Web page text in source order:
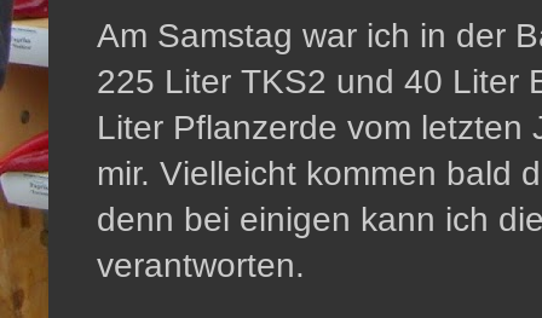
Am Samstag war ich in der
225 Liter TKS2 und 40 Liter
Liter Pflanzerde vom letzten
mir. Vielleicht kommen bald
denn bei einigen kann ich
verantworten.